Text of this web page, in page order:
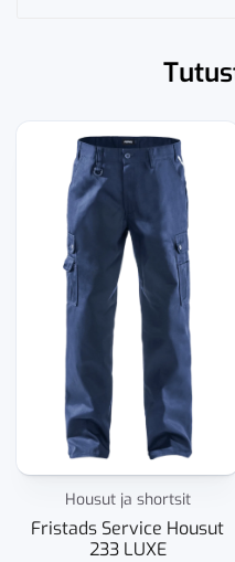
Housut ja shortsit
Fristads Service Housut
233 LUXE